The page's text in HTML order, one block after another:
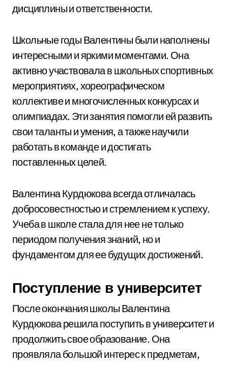
дисциплины и ответственности.
Школьные годы Валентины были наполнены
интересными и яркими моментами. Она
активно участвовала в школьных спортивных
мероприятиях, хореографическом
коллективе и многочисленных конкурсах и
олимпиадах. Эти занятия помогли ей развить
свои таланты и умения, а также научили
работать в команде и достигать
поставленных целей.
Валентина Курдюкова всегда отличалась
добросовестностью и стремлением к успеху.
Учеба в школе стала для нее не только
периодом получения знаний, но и
фундаментом для ее будущих достижений.
Поступление в университет
После окончания школы Валентина
Курдюкова решила поступить в университет и
продолжить свое образование. Она
проявляла большой интерес к предметам,